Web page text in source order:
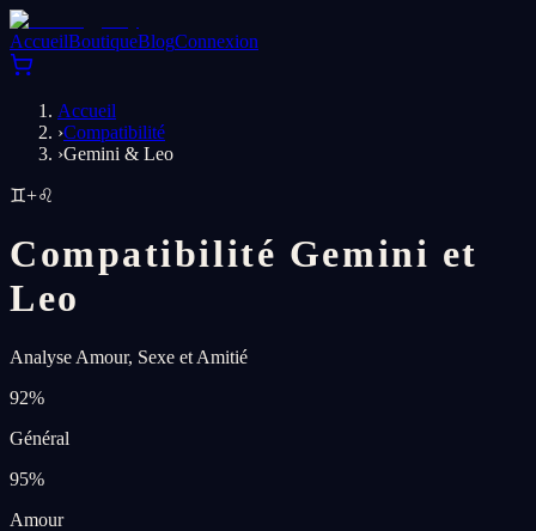
AccueilBoutiqueBlogConnexion
Accueil
›Compatibilité
›Gemini & Leo
♊+♌
Compatibilité Gemini et
Leo
Analyse Amour, Sexe et Amitié
92%
Général
95%
Amour